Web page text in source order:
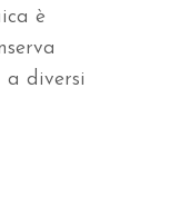
è
diversi